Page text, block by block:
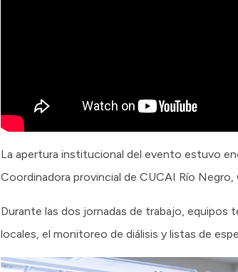
La apertura institucional del evento estuvo
Coordinadora provincial de CUCAI Río
Durante las dos jornadas de trabajo, equipos
locales, el monitoreo de diálisis y listas de